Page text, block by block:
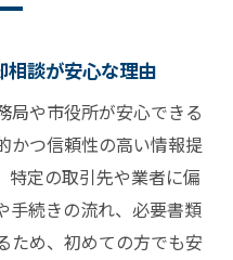
相談が安心な理由
局や市役所が安心できる
かつ信頼性の高い情報提
特定の取引先や業者に偏
手続きの流れ、必要書類
ため、初めての方でも安